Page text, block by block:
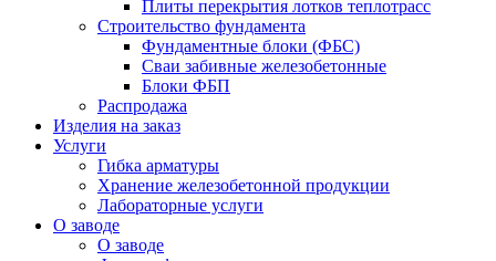
Плиты перекрытия лотков теплотрасс
Строительство фундамента
Фундаментные блоки (ФБС)
Сваи забивные железобетонные
Блоки ФБП
Распродажа
Изделия на заказ
Услуги
Гибка арматуры
Хранение железобетонной продукции
Лабораторные услуги
О заводе
О заводе